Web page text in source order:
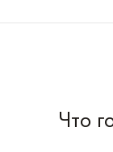
Что